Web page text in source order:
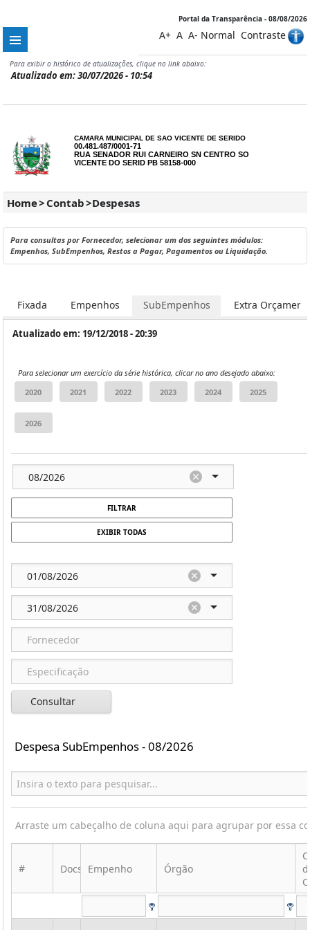
Portal da Transparência - 08/08/2026
A+ A A- Normal Contraste
Para exibir o histórico de atualizações, clique no link abaixo:
Atualizado em: 30/07/2026 - 10:54
CAMARA MUNICIPAL DE SAO VICENTE DE SERIDO
00.481.487/0001-71
RUA SENADOR RUI CARNEIRO SN CENTRO SO
VICENTE DO SERID PB 58158-000
Home> Contab>Despesas
Para consultas por Fornecedor, selecionar um dos seguintes módulos:
Empenhos, SubEmpenhos, Restos a Pagar, Pagamentos ou Liquidação.
Fixada Empenhos SubEmpenhos Extra
Atualizado em: 19/12/2018 - 20:39
Para selecionar um exercício da série histórica, clicar no ano desejado abaixo:
FILTRAR
EXIBIR TODAS
Consultar
Despesa SubEmpenhos - 08/2026
Arraste um cabeçalho de coluna aqui para agrupar por essa
# Docs Empenho Órgão